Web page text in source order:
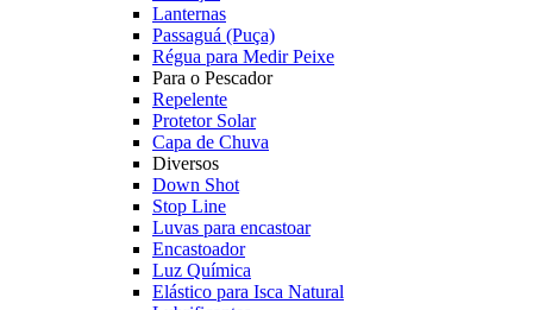
Lanternas
Passaguá (Puça)
Régua para Medir Peixe
Para o Pescador
Repelente
Protetor Solar
Capa de Chuva
Diversos
Down Shot
Stop Line
Luvas para encastoar
Encastoador
Luz Química
Elástico para Isca Natural